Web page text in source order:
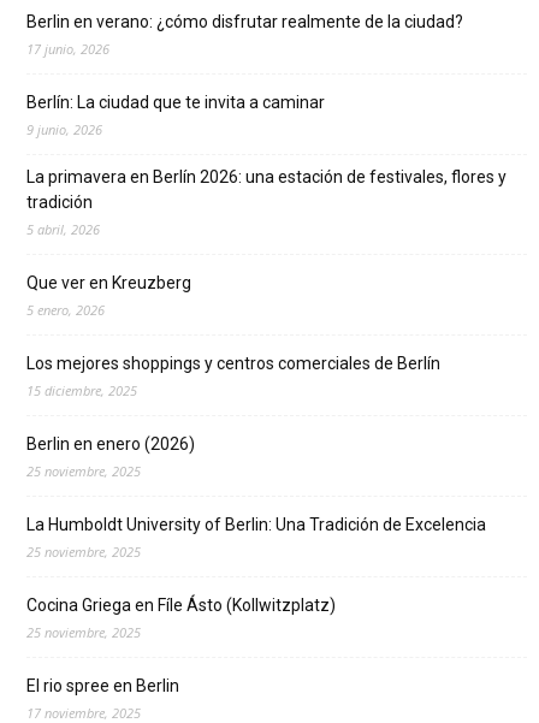
Berlin en verano: ¿cómo disfrutar realmente de la ciudad?
17 junio, 2026
Berlín: La ciudad que te invita a caminar
9 junio, 2026
La primavera en Berlín 2026: una estación de festivales, flores y
tradición
5 abril, 2026
Que ver en Kreuzberg
5 enero, 2026
Los mejores shoppings y centros comerciales de Berlín
15 diciembre, 2025
Berlin en enero (2026)
25 noviembre, 2025
La Humboldt University of Berlin: Una Tradición de Excelencia
25 noviembre, 2025
Cocina Griega en Fíle Ásto (Kollwitzplatz)
25 noviembre, 2025
El rio spree en Berlin
17 noviembre, 2025